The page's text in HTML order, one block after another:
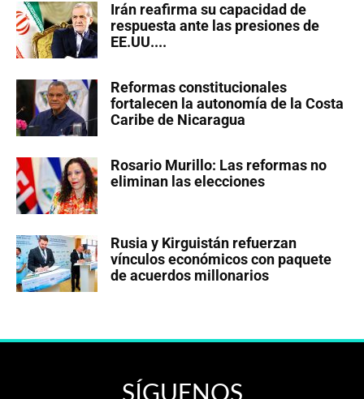
Irán reafirma su capacidad de
respuesta ante las presiones de
EE.UU....
Reformas constitucionales
fortalecen la autonomía de la Costa
Caribe de Nicaragua
Rosario Murillo: Las reformas no
eliminan las elecciones
Rusia y Kirguistán refuerzan
vínculos económicos con paquete
de acuerdos millonarios
SÍGUENOS